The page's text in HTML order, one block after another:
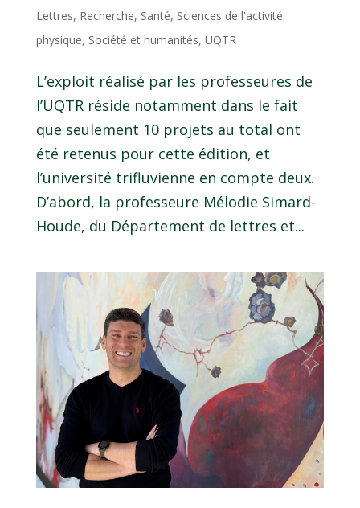
Lettres, Recherche, Santé, Sciences de l'activité
physique, Société et humanités, UQTR
L’exploit réalisé par les professeures de
l’UQTR réside notamment dans le fait
que seulement 10 projets au total ont
été retenus pour cette édition, et
l’université trifluvienne en compte deux.
D’abord, la professeure Mélodie Simard-
Houde, du Département de lettres et...